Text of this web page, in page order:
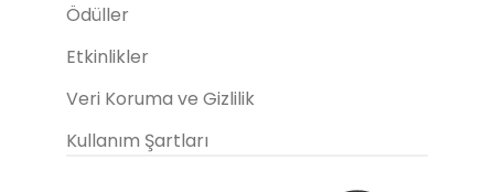
Ödüller
Etkinlikler
Veri Koruma ve Gizlilik
Kullanım Şartları